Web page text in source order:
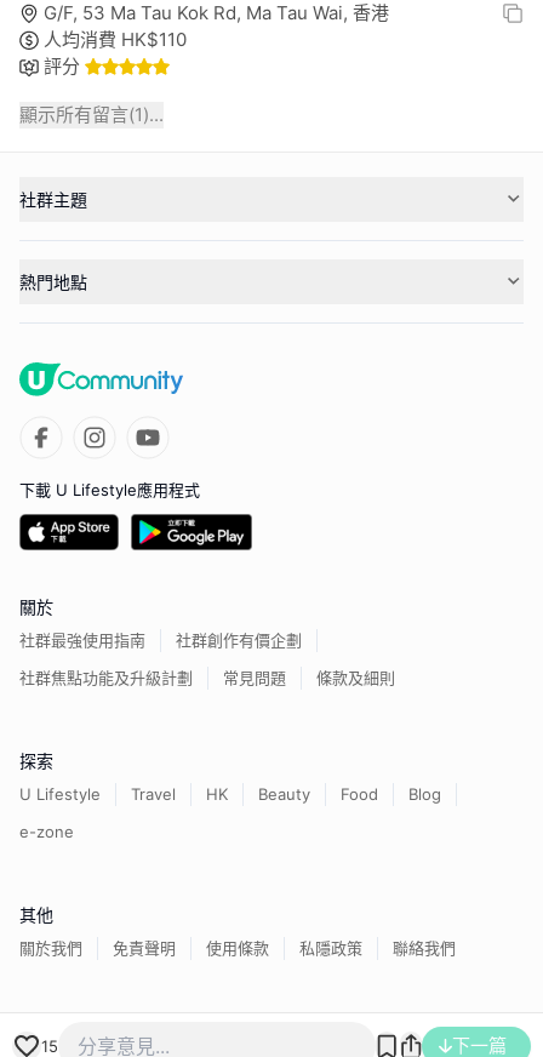
G/F, 53 Ma Tau Kok Rd, Ma Tau Wai, 香港
人均消費 HK$110
評分
顯示所有留言(1)...
15 下一篇
社群主題
熱門地點
下載 U Lifestyle應用程式
關於
社群最強使用指南
社群創作有價企劃
社群焦點功能及升級計劃
常見問題 條款及細則
探索
U Lifestyle Travel HK Beauty Food
Blog
e-zone
其他
關於我們 免責聲明 使用條款 私隱政策 聯絡我們
香港經濟日報版權所有©